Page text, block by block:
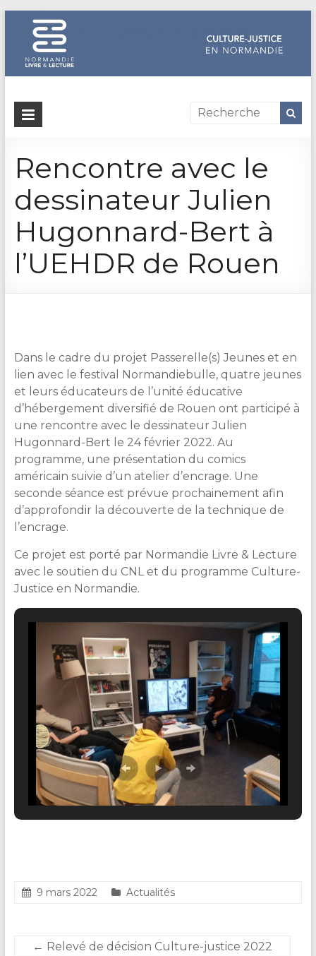
Dispositif
justice
en
Normandie
site
de
Rencontre avec le
dessinateur Julien
Hugonnard-Bert à
l’UEHDR de Rouen
Dans le cadre du projet Passerelle(s) Jeunes et en
lien avec le festival Normandiebulle, quatre jeunes
et leurs éducateurs de l’unité éducative
d’hébergement diversifié de Rouen ont participé à
une rencontre avec le dessinateur Julien
Hugonnard-Bert le 24 février 2022. Au
programme, une présentation du comics
américain suivie d’un atelier d’encrage. Une
seconde séance est prévue prochainement afin
d’approfondir la découverte de la technique de
l’encrage.
Ce projet est porté par Normandie Livre & Lecture
avec le soutien du CNL et du programme Culture-
Justice en Normandie.
9 mars 2022 Actualités
← Relevé de décision Culture-justice 2022